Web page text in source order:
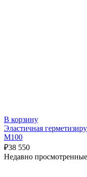
В корзину
Эластичная
M100
₽38 550
Недавно